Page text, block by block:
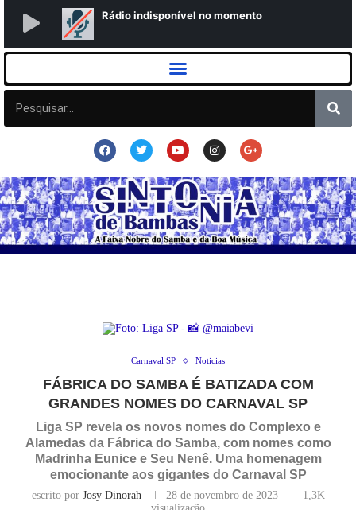
Carnaval SP Noticias
FÁBRICA DO SAMBA É BATIZADA COM
GRANDES NOMES DO CARNAVAL SP
Liga SP revela os novos nomes do Complexo e
Alamedas da Fábrica do Samba, com nomes como
Madrinha Eunice e Seu Nenê. Uma homenagem
emocionante aos gigantes do Carnaval SP
escrito por Josy Dinorah 28 de novembro de 2023
1,3K